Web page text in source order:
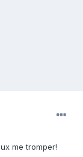
me tromper!